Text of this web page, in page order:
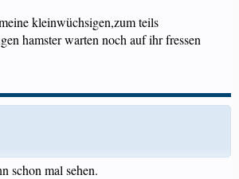
kleinwüchsigen,zum teils
hamster warten noch auf ihr fressen
schon mal sehen.